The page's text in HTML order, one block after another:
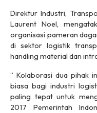
Direktur Industri,
Laurent Noel,
organisasi pameran
di sektor logistik
handling material dan
” Kolaborasi dua pihak
biasa bagi industri
paling tepat untuk
2017 Pemerintah